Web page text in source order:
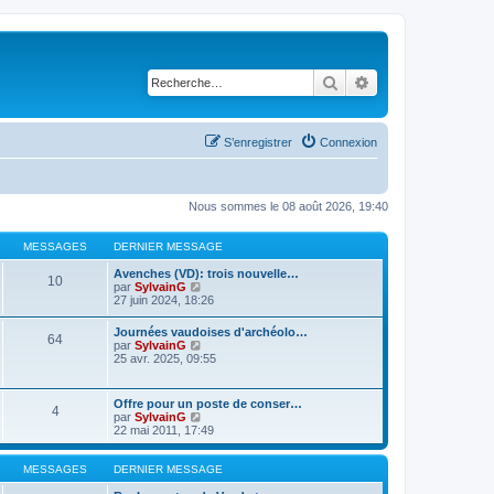
Rechercher
Connexion
S’enregistrer
Nous sommes le 08 août 2026, 19:40
MESSAGES DERNIER MESSAGE
10
Avenches (VD): trois nouvelle…
par SylvainG
o
l
e
d
r
n
e
r
m
e
s
27 juin 2024, 18:26
64
Journées vaudoises d'archéolo…
par SylvainG
o
e
d
e
r
n
i
e
25 avr. 2025, 09:55
4
Offre pour un poste de conser…
par SylvainG
o
i
r
l
e
22 mai 2011, 17:49
MESSAGES DERNIER MESSAGE